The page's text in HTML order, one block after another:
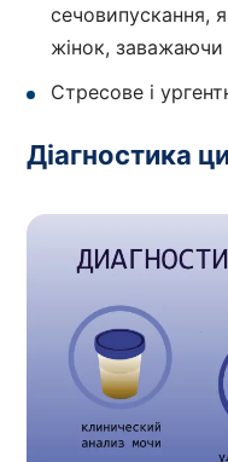
сечовипускання,
жінок, заважаючи
Стресове і
Діагностика